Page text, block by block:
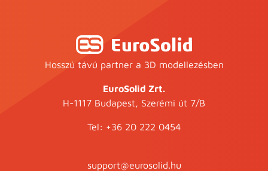
Hosszú távú partner a 3D modellezésben
EuroSolid Zrt.
H-1117 Budapest, Szerémi út 7/B
Tel: +36 20 222 0454
support@eurosolid.hu